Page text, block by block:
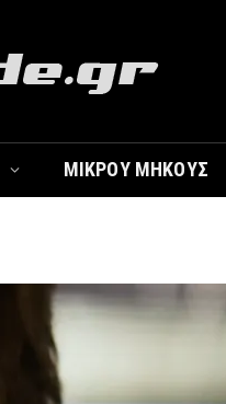
ΜΙΚΡΟΎ ΜΉΚΟΥΣ